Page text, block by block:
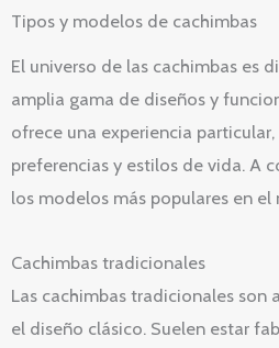
Tipos y modelos de cachimbas
El universo de las cachimbas es
amplia gama de diseños y
ofrece una experiencia
preferencias y estilos de vida. A
los modelos más populares en el
Cachimbas tradicionales
Las cachimbas tradicionales son
el diseño clásico. Suelen estar